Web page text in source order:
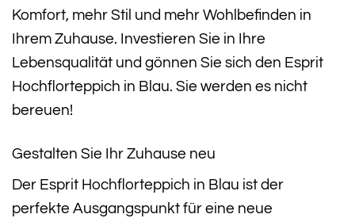
Komfort, mehr Stil und mehr Wohlbefinden in
Ihrem Zuhause. Investieren Sie in Ihre
Lebensqualität und gönnen Sie sich den Esprit
Hochflorteppich in Blau. Sie werden es nicht
bereuen!
Gestalten Sie Ihr Zuhause neu
Der Esprit Hochflorteppich in Blau ist der
perfekte Ausgangspunkt für eine neue